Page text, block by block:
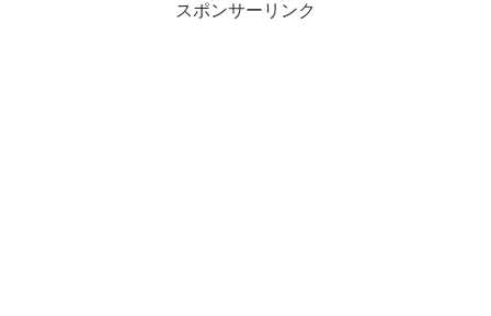
スポンサーリンク